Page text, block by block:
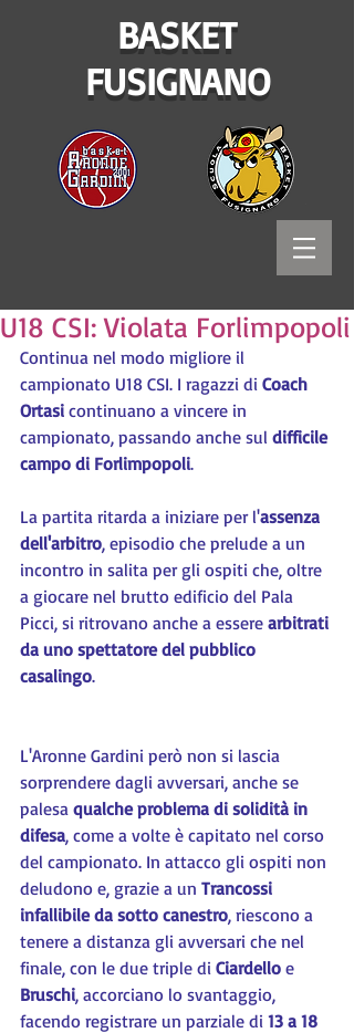
BASKET
FUSIGNANO
U18 CSI: Violata Forlimpopoli
Continua nel modo migliore il
campionato U18 CSI. I ragazzi di Coach
Ortasi continuano a vincere in
campionato, passando anche sul difficile
campo di Forlimpopoli.
La partita ritarda a iniziare per l'assenza
dell'arbitro, episodio che prelude a un
incontro in salita per gli ospiti che, oltre
a giocare nel brutto edificio del Pala
Picci, si ritrovano anche a essere arbitrati
da uno spettatore del pubblico
casalingo.
L'Aronne Gardini però non si lascia
sorprendere dagli avversari, anche se
palesa qualche problema di solidità in
difesa, come a volte è capitato nel corso
del campionato. In attacco gli ospiti non
deludono e, grazie a un Trancossi
infallibile da sotto canestro, riescono a
tenere a distanza gli avversari che nel
finale, con le due triple di Ciardello e
Bruschi, accorciano lo svantaggio,
facendo registrare un parziale di 13 a 18